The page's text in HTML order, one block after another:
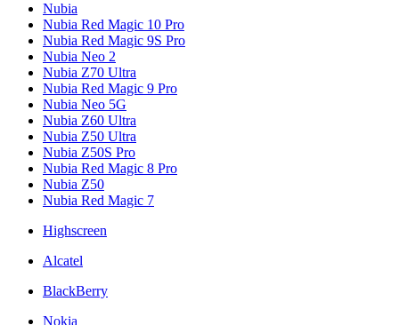
Nubia
Nubia Red Magic 10 Pro
Nubia Red Magic 9S Pro
Nubia Neo 2
Nubia Z70 Ultra
Nubia Red Magic 9 Pro
Nubia Neo 5G
Nubia Z60 Ultra
Nubia Z50 Ultra
Nubia Z50S Pro
Nubia Red Magic 8 Pro
Nubia Z50
Nubia Red Magic 7
Highscreen
Alcatel
BlackBerry
Nokia